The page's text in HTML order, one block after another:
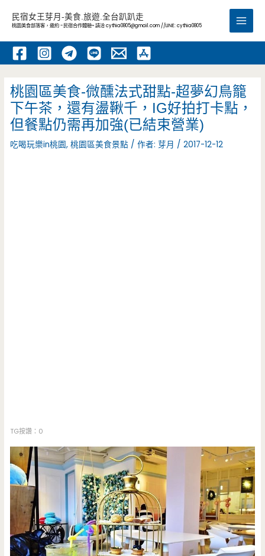
內
民宿女王芽月-美食.旅遊.全台趴趴走
桃園美食部落客，邀約 -民宿合作體驗~ 請洽cythia0805@gmail.com //LINE: cythia0805
Main
桃園區美食-微醺法式甜點-超夢幻鳥籠
下午茶，還有盪鞦千，IG好拍打卡點，
但餐點仍需再加強(已結束營業)
吃喝玩樂in桃園,桃園區美食景點 / 作者:芽月 /2017-12-12
TG按讚：0